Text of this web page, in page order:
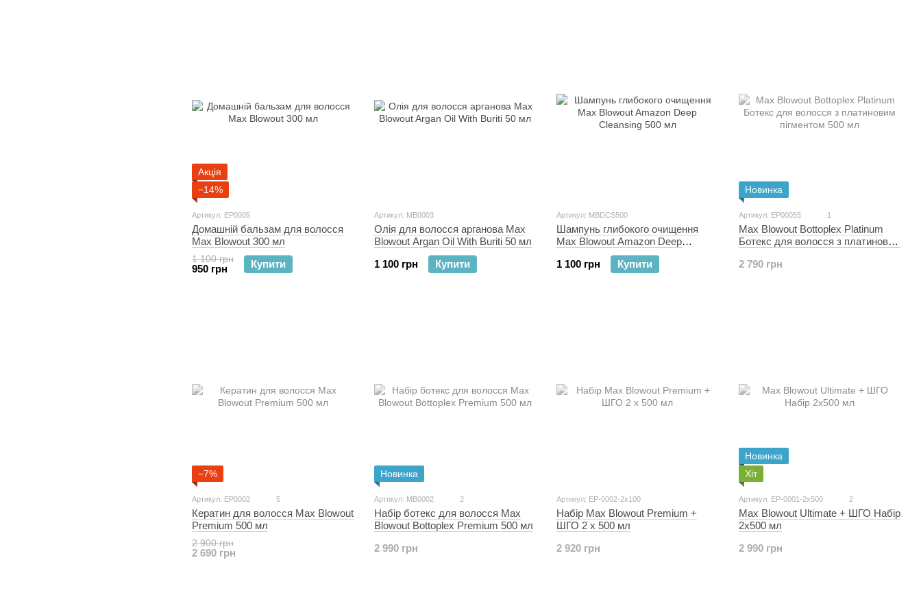
Акція
−14%
Артикул: EP0005
Домашній бальзам для волосся
Max Blowout 300 мл
1 100 грн
950 грн Купити
Артикул: MB0003
Олія для волосся арганова Max
Blowout Argan Oil With Buriti 50 мл
1 100 грн
Купити
Артикул: MBDCS500
Шампунь глибокого очищення
Max Blowout Amazon Deep
Cleansing 500 мл
1 100 грн
Купити
Новинка
Артикул: EP00055 1
Max Blowout Bottoplex Platinum
Ботекс для волосся з платиновим
2 790 грн
−7%
Артикул: EP0002 5
Кератин для волосся Max Blowout
Premium 500 мл
2 900 грн
2 690 грн
Новинка
Артикул: MB0002 2
Набір ботекс для волосся Max
Blowout Bottoplex Premium 500 мл
2 990 грн
Артикул: EP-0002-2x100
Набір Max Blowout Premium +
ШГО 2 x 500 мл
2 920 грн
Новинка
Хіт
Артикул: EP-0001-2x500 2
Max Blowout Ultimate + ШГО Набір
2x500 мл
2 990 грн